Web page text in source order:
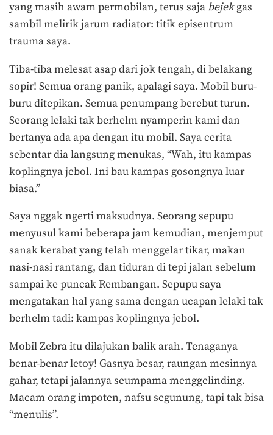
yang masih awam permobilan, terus sajabejekgas
sambil melirik jarum radiator: titik episentrum
trauma saya.
Tiba-tiba melesat asap dari jok tengah, di belakang
sopir! Semua orang panik, apalagi saya. Mobil buru-
buru ditepikan. Semua penumpang berebut turun.
Seorang lelaki tak berhelm nyamperin kami dan
bertanya ada apa dengan itu mobil. Saya cerita
sebentar dia langsung menukas, “Wah, itu kampas
koplingnya jebol. Ini bau kampas gosongnya luar
biasa.”
Saya nggak ngerti maksudnya. Seorang sepupu
menyusul kami beberapa jam kemudian, menjemput
sanak kerabat yang telah menggelar tikar, makan
nasi-nasi rantang, dan tiduran di tepi jalan sebelum
sampai ke puncak Rembangan. Sepupu saya
mengatakan hal yang sama dengan ucapan lelaki tak
berhelm tadi: kampas koplingnya jebol.
Mobil Zebra itu dilajukan balik arah. Tenaganya
benar-benar letoy! Gasnya besar, raungan mesinnya
gahar, tetapi jalannya seumpama menggelinding.
Macam orang impoten, nafsu segunung, tapi tak bisa
“menulis”.